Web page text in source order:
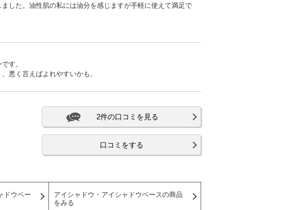
ました。油性肌の私には油分を感じますが手軽に使えて満足で
す。
悪く言えばよれやすいかも。
2件の口コミを見る
口コミをする
ドウベー
アイシャドウ・アイシャドウベースの商品
をみる